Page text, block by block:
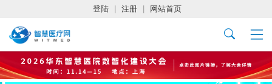
登陆 注册 网站首页